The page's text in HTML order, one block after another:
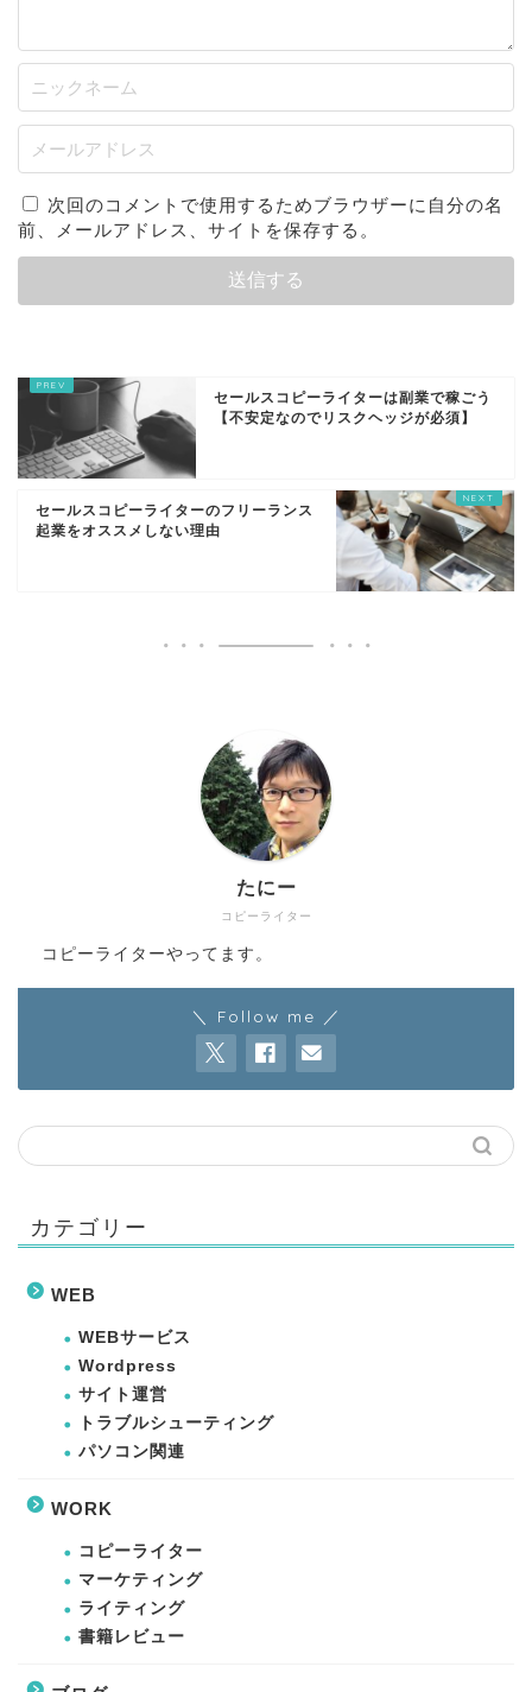
次回のコメントで使用するためブラウザーに自分の名
前、メールアドレス、サイトを保存する。
セールスコピーライターは副業で稼ごう
【不安定なのでリスクヘッジが必須】
セールスコピーライターのフリーランス
起業をオススメしない理由
コピーライター
たにー
コピーライターやってます。
＼ Follow me ／
カテゴリー
WEB
WEBサービス
Wordpress
サイト運営
トラブルシューティング
パソコン関連
WORK
コピーライター
マーケティング
ライティング
書籍レビュー
WORK
コピーライター